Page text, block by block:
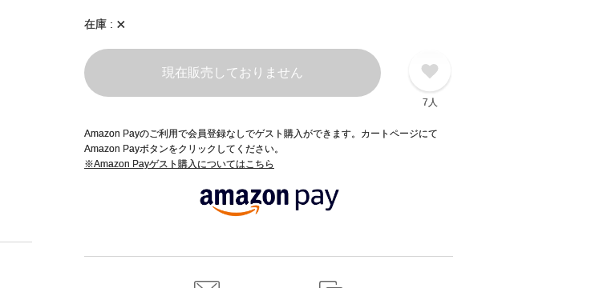
在庫 ×
現在販売しておりません
7人
Amazon Payのご利用で会員登録なしでゲスト購入ができます。カートページにて
Amazon Payボタンをクリックしてください。
※Amazon Payゲスト購入についてはこちら